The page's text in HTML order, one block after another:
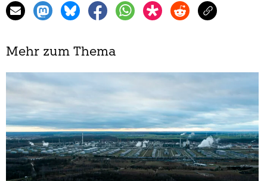
Mehr zum Thema